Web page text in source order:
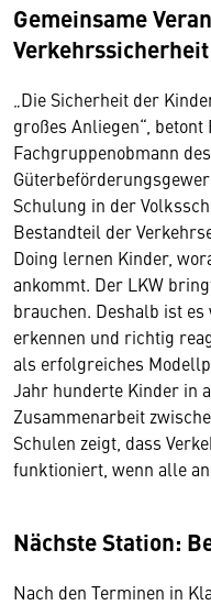
Gemeinsame
Verkehrssicherheit
„Die Sicherheit der
großes Anliegen“, betont
Fachgruppenobmann
Schulung in der
Bestandteil der
Doing lernen Kinder,
ankommt. Der LKW
brauchen. Deshalb ist
erkennen und richtig
als erfolgreiches
Jahr hunderte Kinder in
Zusammenarbeit
Schulen zeigt, dass
funktioniert, wenn alle
Nächste Station:
Nach den Terminen in